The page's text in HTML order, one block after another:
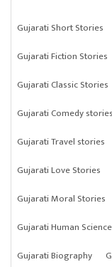
Gujarati Short Stories
Gujarati Fiction Stories
Gujarati Classic Stories
Gujarati Comedy stories
Gujarati Travel stories
Gujarati Love Stories
Gujarati Moral Stories
Gujarati Human Science
Gujarati Biography